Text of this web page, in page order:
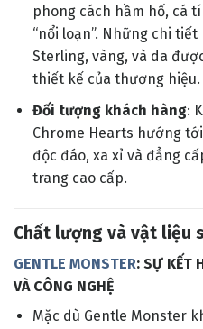
phong cách hầm hố, cá
“nổi loạn”. Những chi
Sterling, vàng, và da
thiết kế của thương hiệu.
Đối tượng khách hàng:
Chrome Hearts hướng
độc đáo, xa xỉ và đẳng
trang cao cấp.
Chất lượng và vật liệu
GENTLE MONSTER: SỰ KẾT
VÀ CÔNG NGHỆ
Mặc dù Gentle Monster